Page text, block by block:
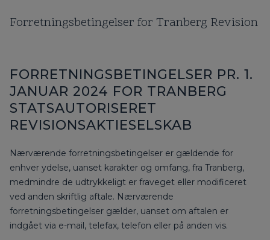
Forretningsbetingelser for Tranberg Revision
FORRETNINGSBETINGELSER PR. 1.
JANUAR 2024 FOR TRANBERG
STATSAUTORISERET
REVISIONSAKTIESELSKAB
Nærværende forretningsbetingelser er gældende for
enhver ydelse, uanset karakter og omfang, fra Tranberg,
medmindre de udtrykkeligt er fraveget eller modificeret
ved anden skriftlig aftale. Nærværende
forretningsbetingelser gælder, uanset om aftalen er
indgået via e-mail, telefax, telefon eller på anden vis.